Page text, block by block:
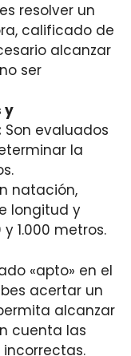
resolver un
calificado de
alcanzar
ser
y
Son evaluados
la
natación,
longitud y
1.000 metros.
«apto» en el
acertar un
alcanzar
cuenta las